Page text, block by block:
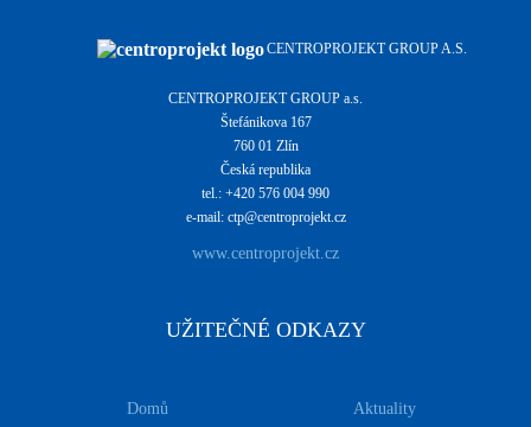
CENTROPROJEKT GROUP A.S.
CENTROPROJEKT GROUP a.s.
Štefánikova 167
760 01 Zlín
Česká republika
tel.: +420 576 004 990
e-mail: ctp@centroprojekt.cz
www.centroprojekt.cz
UŽITEČNÉ ODKAZY
Domů Aktuality